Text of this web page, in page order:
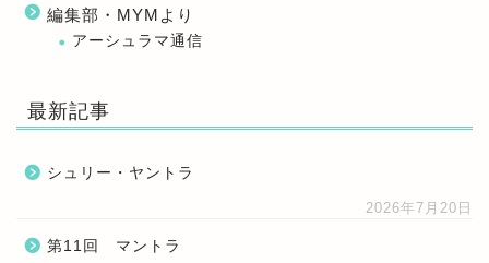
編集部・MYMより
アーシュラマ通信
最新記事
シュリー・ヤントラ
2026年7月20日
第11回 マントラ